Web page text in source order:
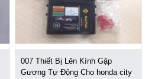
007 Thiết Bị Lên Kính Gập
Gương Tự Động Cho honda city